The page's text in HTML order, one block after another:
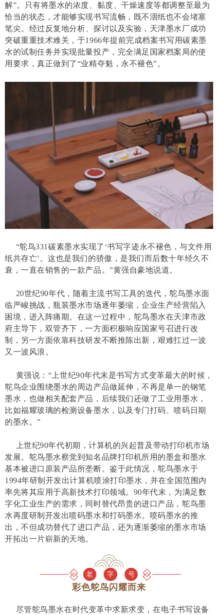
解”。只有将墨水的浓度、黏度、干燥速度等都调整至最为
恰当的状态，才能够实现书写流畅，既不洇纸也不会堵塞
笔尖。经过反复地分析、探讨以及实验，天津墨水厂成功
突破重重技术难关，于1966年提前完成档案书写用碳素墨
水的试制任务并实现批量投产，完全满足国家档案局的使
用要求，真正做到了“业精夺魁，永不褪色”。
“鸵鸟331碳素墨水实现了‘书写字迹永不褪色，与文件用
纸共存亡’。这也是我们的骄傲，是我们而后数十年经久不
衰，一直在销售的一款产品。”黄强自豪地说道。
20世纪90年代，随着主流书写工具的迭代，鸵鸟墨水面
临严峻挑战，瓶装墨水市场逐年萎缩，企业生产经营陷入
困境，进入阵痛期。在这一过程中，鸵鸟墨水在天津市政
府主导下，双管齐下，一方面积极响应国家号召进行改
制，另一方面依靠科技研发不断推陈出新，艰难扛过一波
又一波风浪。
黄强说：“上世纪90年代末是书写方式变革最大的时候，
鸵鸟企业围绕墨水的周边产品做延伸，不再是单一的钢笔
墨水，也做相关配套产品，后续我们还做了工业用墨水，
比如福耀玻璃的检测设备墨水，以及专门打码、喷码日期
的墨水。”
上世纪90年代初期，计算机的兴起普及带动打印机市场
发展。鸵鸟墨水察觉到知名品牌打印机所用的墨盒和墨水
基本被进口原装产品所垄断。鉴于此情况，鸵鸟墨水于
1994年研制开发出计算机喷涂打印墨水，并在全国范围内
率先将其应用于高新技术打印领域。90年代末，为满足数
字化工业生产的需求，同时替代昂贵的进口产品，鸵鸟墨
水再度研制开发出喷码墨水和打码墨水。喷码墨水的推
出，不但成功替代了进口产品，还为逐渐萎缩的墨水市场
开拓出一片崭新的天地。
老 字 号
彩色鸵鸟闪耀而来
尽管鸵鸟墨水在时代变革中求新求变，在电子书写设备